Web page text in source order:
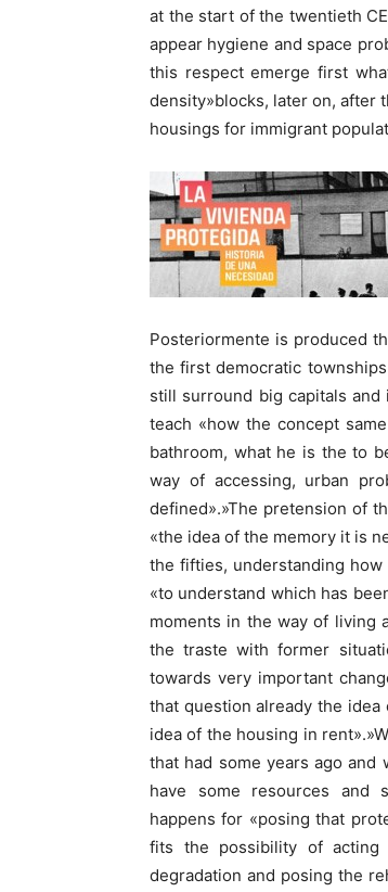
at the start of the twentieth
appear hygiene and space
this respect emerge first
density»blocks, later on, after
housings for immigrant
Posteriormente is produced
the first democratic
still surround big capitals
teach «how the concept
bathroom, what he is the to
way of accessing, urban
defined».»The pretension of
«the idea of the memory it is
the fifties, understanding
«to understand which has
moments in the way of living
the traste with former
towards very important
that question already the
idea of the housing in
that had some years ago and
have some resources and
happens for «posing that
fits the possibility of acting
degradation and posing the